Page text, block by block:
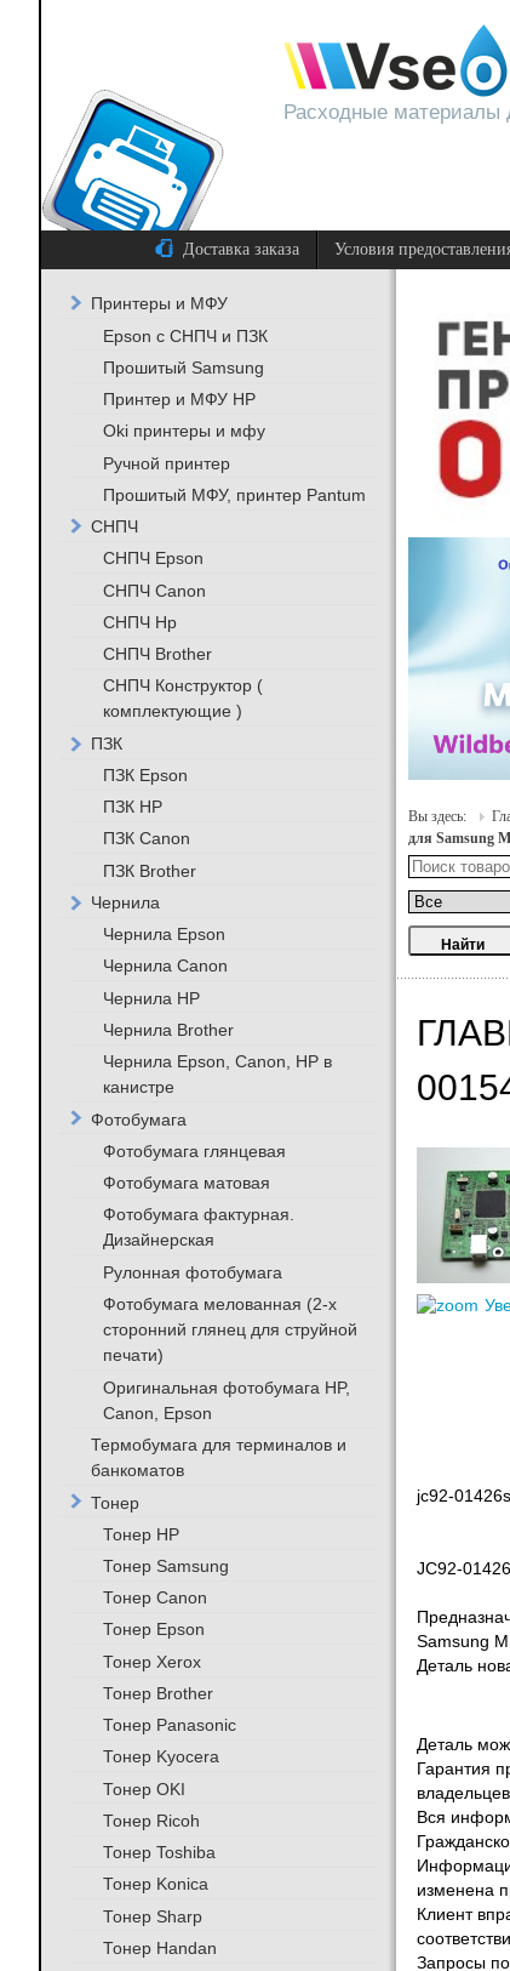
Расходные материалы
Доставка заказа Условия
Вы здесь:
для Samsung
jc92-
JC92-
Samsung
Деталь
Деталь
Гарантия
Вся
изменена
Клиент
Запросы
Принтеры и МФУ
Epson с СНПЧ и ПЗК
Прошитый Samsung
Принтер и МФУ HP
Oki принтеры и мфу
Ручной принтер
Прошитый МФУ, принтер Pantum
СНПЧ
СНПЧ Epson
СНПЧ Canon
СНПЧ Hp
СНПЧ Brother
СНПЧ Конструктор (
комплектующие )
ПЗК
ПЗК Epson
ПЗК HP
ПЗК Canon
ПЗК Brother
Чернила
Чернила Epson
Чернила Canon
Чернила HP
Чернила Brother
Чернила Epson, Canon, HP в
канистре
Фотобумага
Фотобумага глянцевая
Фотобумага матовая
Фотобумага фактурная.
Дизайнерская
Рулонная фотобумага
Фотобумага мелованная (2-х
сторонний глянец для струйной
печати)
Оригинальная фотобумага HP,
Canon, Epson
Термобумага для терминалов и
банкоматов
Тонер
Тонер HP
Тонер Samsung
Тонер Canon
Тонер Epson
Тонер Xerox
Тонер Brother
Тонер Panasonic
Тонер Kyocera
Тонер OKI
Тонер Ricoh
Тонер Toshiba
Тонер Konica
Тонер Sharp
Тонер Handan